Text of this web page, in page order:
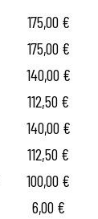
175,00 €
175,00 €
140,00 €
112,50 €
140,00 €
112,50 €
100,00 €
6,00 €